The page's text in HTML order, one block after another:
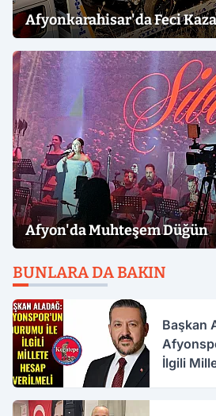
Afyonkarahisar'da Feci
Afyon'da Muhteşem Düğün
BUNLARA DA BAKIN
Başkan
İlgili